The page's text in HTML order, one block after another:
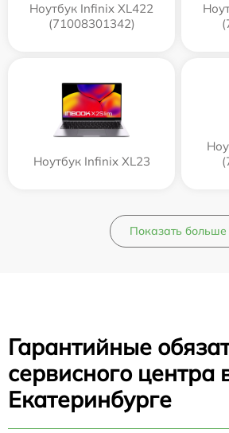
Ноутбук Infinix XL422
(71008301342)
Ноутбук Infinix XL23
Показать больше
Гарантийные
сервисного центра
Екатеринбурге